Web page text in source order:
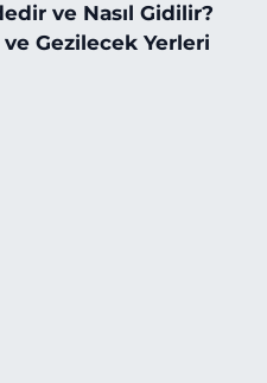
ve Nasıl Gidilir?
Gezilecek Yerleri